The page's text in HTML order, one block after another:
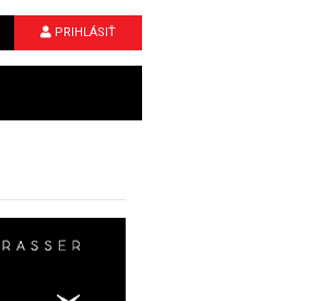
PRIHLÁSIŤ